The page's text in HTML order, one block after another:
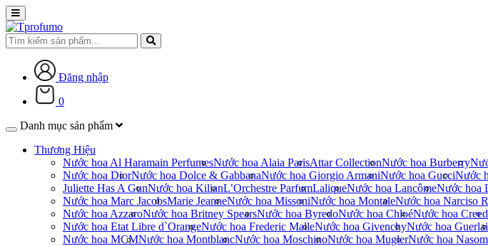
Đăng nhập
0
Danh mục sản phẩm
Thương Hiệu
Nước hoa Al Haramain PerfumesNước hoa Alaia ParisAttar CollectionNước hoa Burberry
Nước hoa DiorNước hoa Dolce & GabbanaNước hoa Giorgio ArmaniNước hoa GucciNước
Juliette Has A GunNước hoa KilianL’Orchestre ParfumLaliqueNước hoa LancômeNước hoa
Nước hoa Marc JacobsMarie JeanneNước hoa MissoniNước hoa MontaleNước hoa Narciso
Nước hoa AzzaroNước hoa Britney SpearsNước hoa ByredoNước hoa ChloéNước hoa Creed
Nước hoa Etat Libre d`OrangeNước hoa Frederic MalleNước hoa GivenchyNước hoa
Nước hoa MCMNước hoa MontblancNước hoa MoschinoNước hoa MuglerNước hoa